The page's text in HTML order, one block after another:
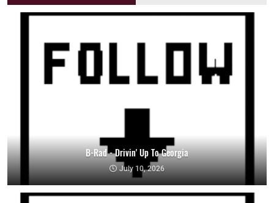
B-Rad - Drivin' Up To Georgia
July 10, 2026